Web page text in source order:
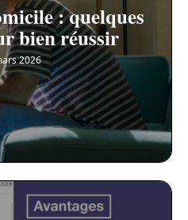
: quelques
bien réussir
2026